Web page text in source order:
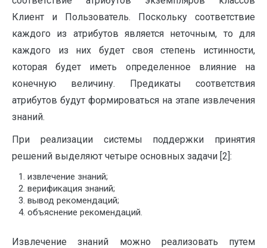
Клиент и Пользователь. Поскольку соответствие
каждого из атрибутов является неточным, то для
каждого из них будет своя степень истинности,
которая будет иметь определенное влияние на
конечную величину. Предикаты соответствия
атрибутов будут формироваться на этапе извлечения
знаний.
При реализации системы поддержки принятия
решений выделяют четыре основных задачи [2]:
извлечение знаний;
верификация знаний;
вывод рекомендаций;
объяснение рекомендаций.
Извлечение знаний можно реализовать путем